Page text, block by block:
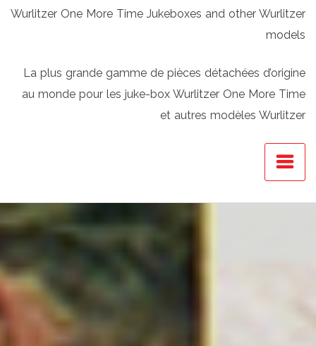
Wurlitzer One More Time Jukeboxes and other Wurlitzer
models
La plus grande gamme de pièces détachées d’origine
au monde pour les juke-box Wurlitzer One More Time
et autres modèles Wurlitzer